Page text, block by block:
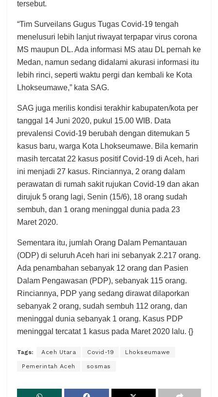
tersebut.
“Tim Surveilans Gugus Tugas Covid-19 tengah
menelusuri lebih lanjut riwayat terpapar virus corona
MS maupun DL. Ada informasi MS atau DL pernah ke
Medan, namun sedang didalami akurasi informasi itu
lebih rinci, seperti waktu pergi dan kembali ke Kota
Lhokseumawe,” kata SAG.
SAG juga merilis kondisi terakhir kabupaten/kota per
tanggal 14 Juni 2020, pukul 15.00 WIB. Data
prevalensi Covid-19 berubah dengan ditemukan 5
kasus baru, warga Kota Lhokseumawe. Bila kemarin
masih tercatat 22 kasus positif Covid-19 di Aceh, hari
ini menjadi 27 kasus. Rinciannya, 2 orang dalam
perawatan di rumah sakit rujukan Covid-19 dan akan
dirujuk 5 orang lagi, Senin (15/6), 18 orang sudah
sembuh, dan 1 orang meninggal dunia pada 23
Maret 2020.
Sementara itu, jumlah Orang Dalam Pemantauan
(ODP) di seluruh Aceh hari ini sebanyak 2.217 orang.
Ada penambahan sebanyak 12 orang dan Pasien
Dalam Pengawasan (PDP), sebanyak 115 orang.
Rinciannya, PDP yang sedang dirawat dilaporkan
sebanyak 2 orang, sudah sembuh 112 orang, dan
meninggal dunia sebanyak 1 orang. Kasus PDP
meninggal tercatat 1 kasus pada Maret 2020 lalu. {}
Tags: Aceh Utara Covid-19 Lhokseumawe
Pemerintah Aceh sosmas